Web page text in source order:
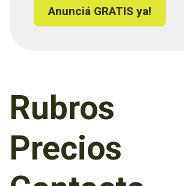
Anunciá GRATIS ya!
Rubros
Precios